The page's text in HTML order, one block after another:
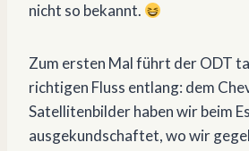
nicht so bekannt.
Zum ersten Mal führt der ODT
richtigen Fluss entlang: dem
Satellitenbilder haben wir beim
ausgekundschaftet, wo wir